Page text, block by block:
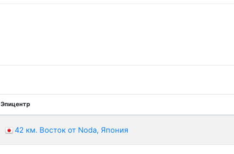
Эпицентр
42 км. Восток от Noda, Япония